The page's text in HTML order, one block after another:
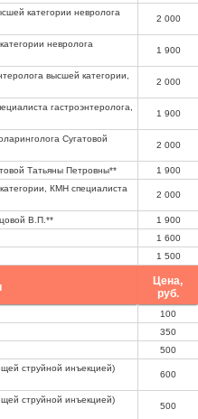
категории невролога
2 000
невролога
1 900
высшей категории,
2 000
гастроэнтеролога,
1 900
Сугатовой
2 000
Татьяны Петровны**
1 900
КМН специалиста
2 000
В.П.**
1 900
1 600
1 500
Цена,
руб.
100
350
500
струйной инъекцией)
600
струйной инъекцией)
500